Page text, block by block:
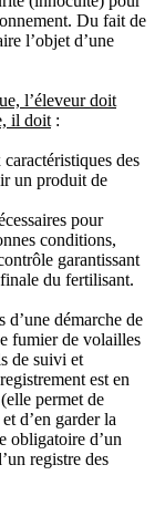
Du fait de
l’objet d’une
l’éleveur doit
il doit :
des
un produit de
pour
conditions,
garantissant
du fertilisant.
d’une démarche de
fumier de volailles
de suivi et
est en
permet de
d’en garder la
obligatoire d’un
registre des